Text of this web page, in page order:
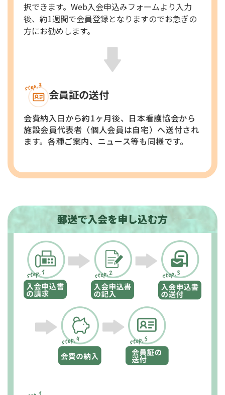
択できます。Web入会申込みフォームより入力
後、約1週間で会員登録となりますのでお急ぎの
方にお勧めします。
会員証の送付
会費納入日から約1ヶ月後、日本看護協会から
施設会員代表者（個人会員は自宅）へ送付され
ます。各種ご案内、ニュース等も同様です。
郵送で入会を申し込む方